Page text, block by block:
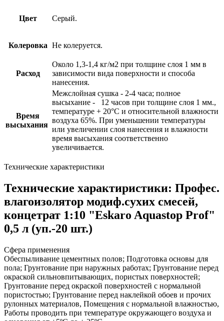
Цвет Серый.
Колеровка Не колеруется.
Расход
Около 1,3-1,4 кг/м2 при толщине слоя 1 мм в
зависимости вида поверхности и способа
нанесения.
Время
высыхания
Межслойная сушка - 2-4 часа; полное
высыхание - 12 часов при толщине слоя 1 мм.,
температуре + 20°C и относительной влажности
воздуха 65%. При уменьшении температуры
или увеличении слоя нанесения и влажности
время высыхания соответственно
увеличивается.
Технические характеристики
Технические характиристики: Профес.
влагоизолятор модиф.сухих смесей,
концетрат 1:10 "Eskaro Aquastop Prof"
0,5 л (уп.-20 шт.)
Сфера применения
Обеспыливание цементных полов; Подготовка основы для
пола; Грунтование при наружных работах; Грунтование перед
окраской сильновпитывающих, пористых поверхностей;
Грунтование перед окраской поверхностей с нормальной
пористостью; Грунтование перед наклейкой обоев и прочих
рулонных материалов, Помещения с нормальной влажностью,
Работы проводить при температуре окружающего воздуха и